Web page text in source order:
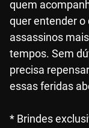
quem
quer entender o
assassinos
tempos. Sem
precisa
essas feridas
* Brindes